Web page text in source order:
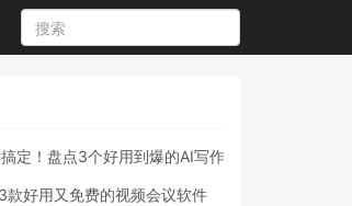
定！盘点3个好用到爆的AI写作生成器工具
款好用又免费的视频会议软件